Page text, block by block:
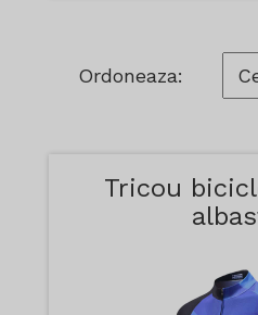
Ordoneaza:
Tricou